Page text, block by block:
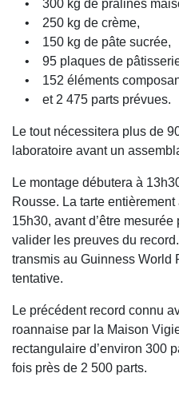
• 300 kg de pralines
• 250 kg de crème,
• 150 kg de pâte sucrée,
• 95 plaques de
• 152 éléments
• et 2 475 parts prévues.
Le tout nécessitera plus de
laboratoire avant un
Le montage débutera à
Rousse. La tarte
15h30, avant d’être
valider les preuves du
transmis au Guinness World
tentative.
Le précédent record connu
roannaise par la Maison
rectangulaire d’environ 300
fois près de 2 500 parts.